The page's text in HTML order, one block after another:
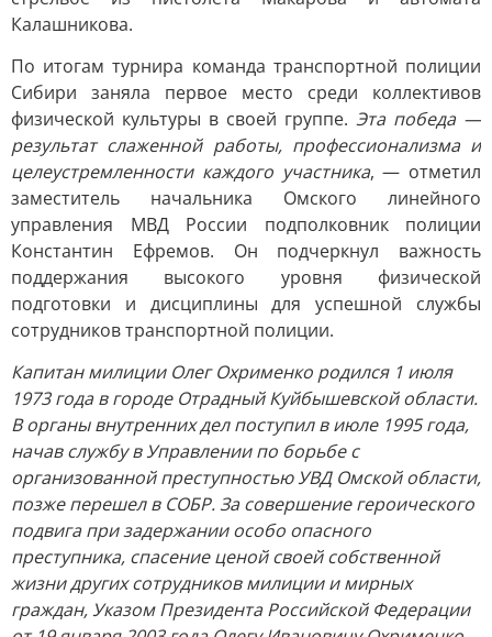
Калашникова.
По итогам турнира команда транспортной полиции
Сибири заняла первое место среди коллективов
физической культуры в своей группе. Эта победа —
результат слаженной работы, профессионализма и
целеустремленности каждого участника, — отметил
заместитель начальника Омского линейного
управления МВД России подполковник полиции
Константин Ефремов. Он подчеркнул важность
поддержания высокого уровня физической
подготовки и дисциплины для успешной службы
сотрудников транспортной полиции.
Капитан милиции Олег Охрименко родился 1 июля
1973 года в городе Отрадный Куйбышевской области.
В органы внутренних дел поступил в июле 1995 года,
начав службу в Управлении по борьбе с
организованной преступностью УВД Омской области,
позже перешел в СОБР. За совершение героического
подвига при задержании особо опасного
преступника, спасение ценой своей собственной
жизни других сотрудников милиции и мирных
граждан, Указом Президента Российской Федерации